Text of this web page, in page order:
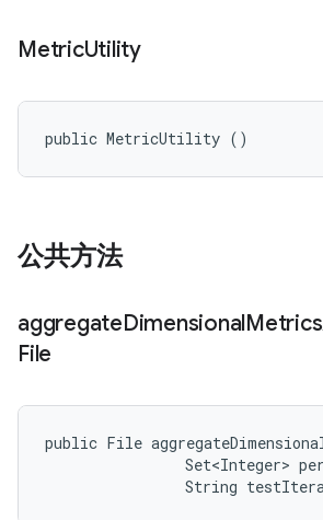
MetricUtility
public MetricUtility ()
公共方法
aggregateDimensionalMetrics
File
public File
Set<Integer>
String